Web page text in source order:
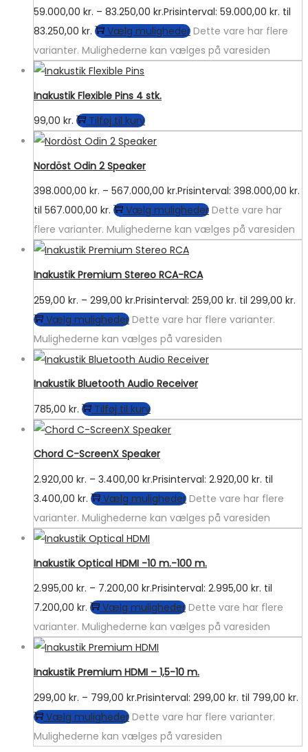
59.000,00 kr. – 83.250,00 kr.Prisinterval: 59.000,00 kr. til
83.250,00 kr.
Vælg muligheder Dette vare har flere
varianter. Mulighederne kan vælges på varesiden
Inakustik Flexible Pins 4 stk.
99,00 kr. Tilføj til kurv
Nordöst Odin 2 Speaker
398.000,00 kr. – 567.000,00 kr.Prisinterval: 398.000,00 kr.
til 567.000,00 kr.
Vælg muligheder Dette vare har
flere varianter. Mulighederne kan vælges på varesiden
Inakustik Premium Stereo RCA-RCA
259,00 kr. – 299,00 kr.Prisinterval: 259,00 kr. til 299,00 kr.
Vælg muligheder Dette vare har flere varianter.
Mulighederne kan vælges på varesiden
Inakustik Bluetooth Audio Receiver
785,00 kr. Tilføj til kurv
Chord C-ScreenX Speaker
2.920,00 kr. – 3.400,00 kr.Prisinterval: 2.920,00 kr. til
3.400,00 kr.
Vælg muligheder Dette vare har flere
varianter. Mulighederne kan vælges på varesiden
Inakustik Optical HDMI -10 m.-100 m.
2.995,00 kr. – 7.200,00 kr.Prisinterval: 2.995,00 kr. til
7.200,00 kr.
Vælg muligheder Dette vare har flere
varianter. Mulighederne kan vælges på varesiden
Inakustik Premium HDMI – 1,5-10 m.
299,00 kr. – 799,00 kr.Prisinterval: 299,00 kr. til 799,00 kr.
Vælg muligheder Dette vare har flere varianter.
Mulighederne kan vælges på varesiden